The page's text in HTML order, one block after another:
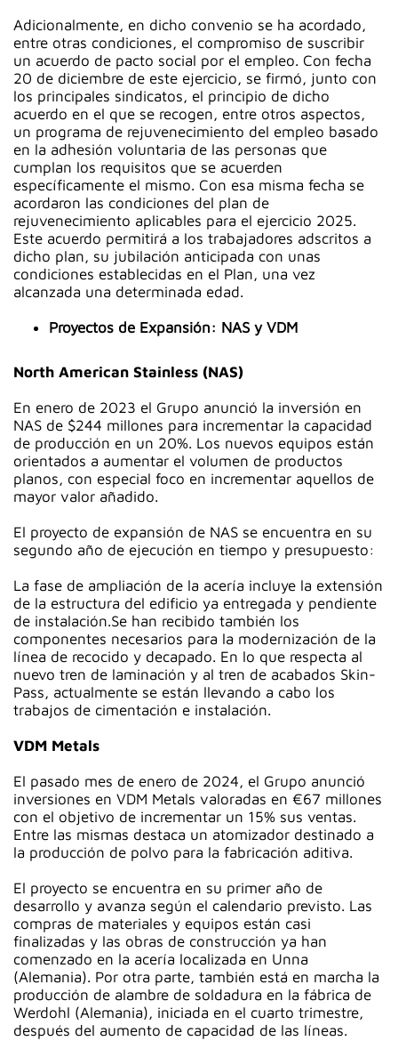
Adicionalmente, en dicho convenio se ha acordado,
entre otras condiciones, el compromiso de suscribir
un acuerdo de pacto social por el empleo. Con fecha
20 de diciembre de este ejercicio, se firmó, junto con
los principales sindicatos, el principio de dicho
acuerdo en el que se recogen, entre otros aspectos,
un programa de rejuvenecimiento del empleo basado
en la adhesión voluntaria de las personas que
cumplan los requisitos que se acuerden
específicamente el mismo. Con esa misma fecha se
acordaron las condiciones del plan de
rejuvenecimiento aplicables para el ejercicio 2025.
Este acuerdo permitirá a los trabajadores adscritos a
dicho plan, su jubilación anticipada con unas
condiciones establecidas en el Plan, una vez
alcanzada una determinada edad.
Proyectos de Expansión: NAS y VDM
North American Stainless (NAS)
En enero de 2023 el Grupo anunció la inversión en
NAS de $244 millones para incrementar la capacidad
de producción en un 20%. Los nuevos equipos están
orientados a aumentar el volumen de productos
planos, con especial foco en incrementar aquellos de
mayor valor añadido.
El proyecto de expansión de NAS se encuentra en su
segundo año de ejecución en tiempo y presupuesto:
La fase de ampliación de la acería incluye la extensión
de la estructura del edificio ya entregada y pendiente
de instalación.Se han recibido también los
componentes necesarios para la modernización de la
línea de recocido y decapado. En lo que respecta al
nuevo tren de laminación y al tren de acabados Skin-
Pass, actualmente se están llevando a cabo los
trabajos de cimentación e instalación.
VDM Metals
El pasado mes de enero de 2024, el Grupo anunció
inversiones en VDM Metals valoradas en €67 millones
con el objetivo de incrementar un 15% sus ventas.
Entre las mismas destaca un atomizador destinado a
la producción de polvo para la fabricación aditiva.
El proyecto se encuentra en su primer año de
desarrollo y avanza según el calendario previsto. Las
compras de materiales y equipos están casi
finalizadas y las obras de construcción ya han
comenzado en la acería localizada en Unna
(Alemania). Por otra parte, también está en marcha la
producción de alambre de soldadura en la fábrica de
Werdohl (Alemania), iniciada en el cuarto trimestre,
después del aumento de capacidad de las líneas.